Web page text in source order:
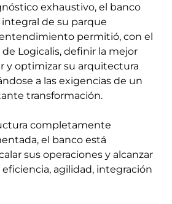
exhaustivo, el banco
de su parque
permitió, con el
Logicalis, definir la mejor
y optimizar su arquitectura
a las exigencias de un
transformación.
completamente
el banco está
sus operaciones y alcanzar
agilidad, integración